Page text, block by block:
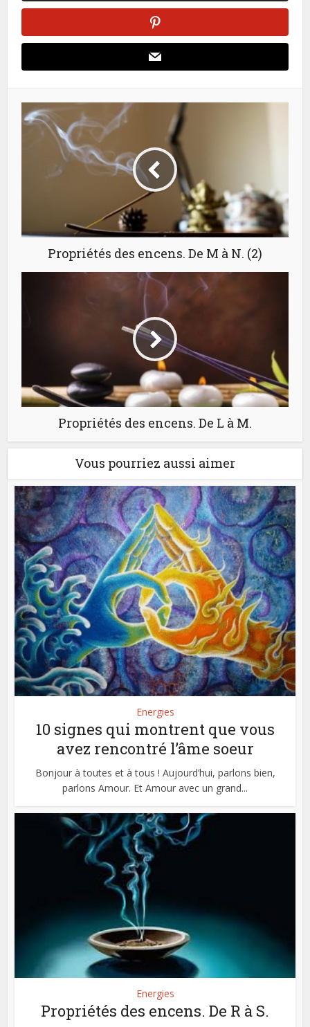
Propriétés des encens. De M à N. (2)
Propriétés des encens. De L à M.
Vous pourriez aussi aimer
Energies
10 signes qui montrent que vous
avez rencontré l’âme soeur
Bonjour à toutes et à tous ! Aujourd’hui, parlons bien,
parlons Amour. Et Amour avec un grand...
Energies
Propriétés des encens. De R à S.